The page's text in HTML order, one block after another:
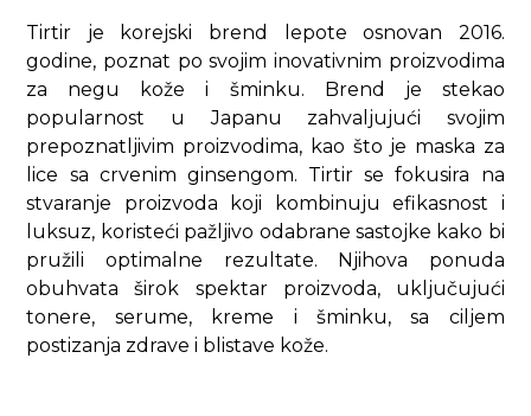
Tirtir je korejski brend lepote osnovan 2016.
godine, poznat po svojim inovativnim proizvodima
za negu kože i šminku. Brend je stekao
popularnost u Japanu zahvaljujući svojim
prepoznatljivim proizvodima, kao što je maska za
lice sa crvenim ginsengom. Tirtir se fokusira na
stvaranje proizvoda koji kombinuju efikasnost i
luksuz, koristeći pažljivo odabrane sastojke kako bi
pružili optimalne rezultate. Njihova ponuda
obuhvata širok spektar proizvoda, uključujući
tonere, serume, kreme i šminku, sa ciljem
postizanja zdrave i blistave kože.